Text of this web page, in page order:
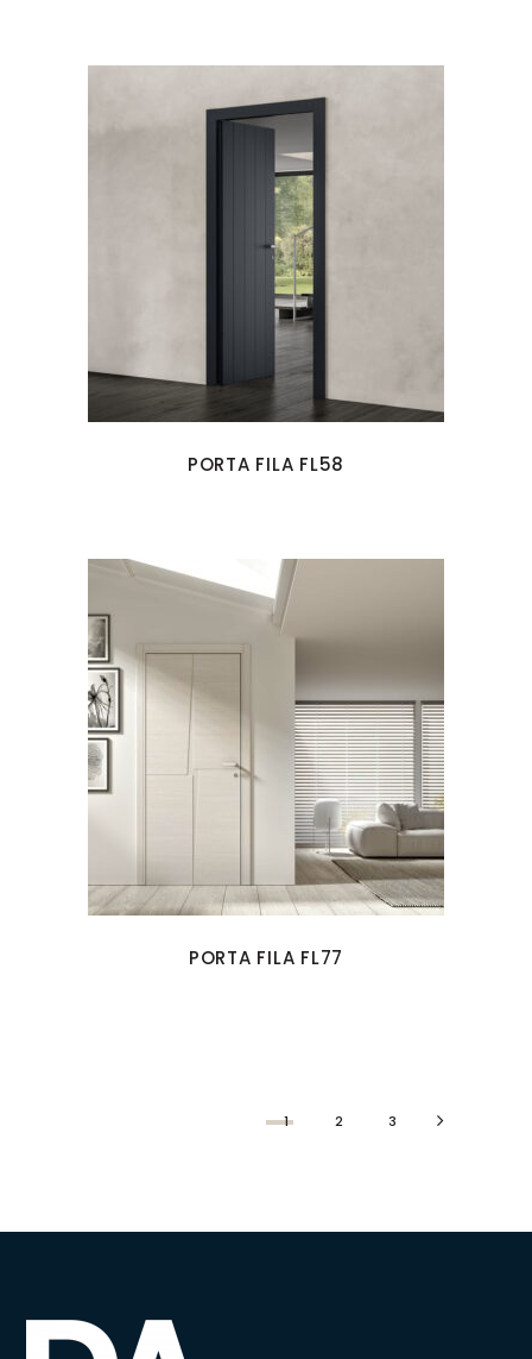
PORTA FILA FL58
PORTA FILA FL77
1 2 3